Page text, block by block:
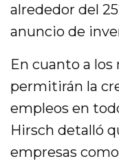
alrededor del
anuncio de
En cuanto a
permitirán la
empleos en
Hirsch detalló
empresas